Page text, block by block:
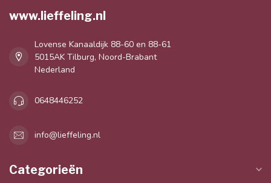
www.lieffeling.nl
Lovense Kanaaldijk 88-60 en 88-61
5015AK Tilburg, Noord-Brabant
Nederland
0648446252
info@lieffeling.nl
Categorieën